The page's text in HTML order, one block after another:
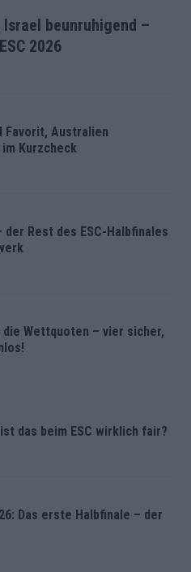
Israel beunruhigend –
2026
Favorit, Australien
Kurzcheck
Rest des ESC-Halbfinales
die Wettquoten – vier sicher,
das beim ESC wirklich fair?
Das erste Halbfinale – der